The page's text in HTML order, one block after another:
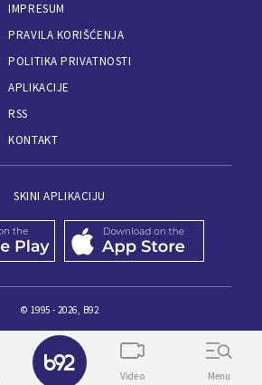
IMPRESUM
PRAVILA KORIŠĆENJA
POLITIKA PRIVATNOSTI
APLIKACIJE
RSS
KONTAKT
SKINI APLIKACIJU
© 1995 - 2026, B92
Video Menu